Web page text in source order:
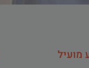
מועיל